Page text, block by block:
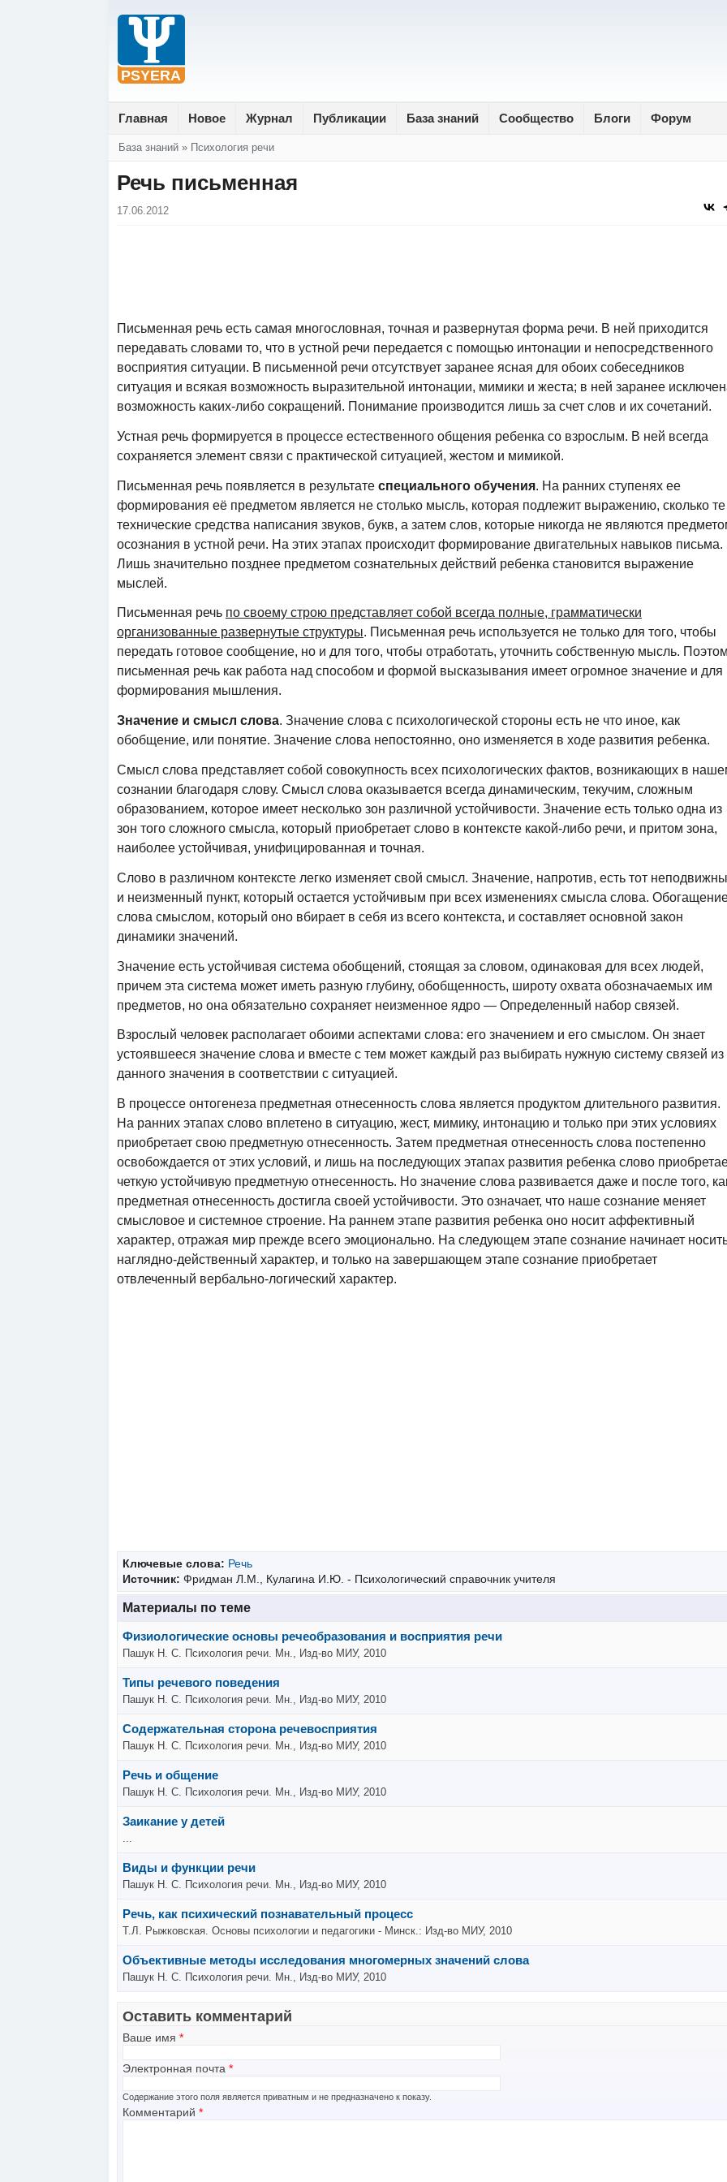
Главная Новое Журнал Публикации База знаний Сообщество Блоги Форум
Вы здесь
База знаний » Психология речи
Речь письменная
17.06.2012
Письменная речь есть самая многословная, точная и развернутая форма речи. В ней приходится
передавать словами то, что в устной речи передается с помощью интонации и непосредственного
восприятия ситуации. В письменной речи отсутствует заранее ясная для обоих собеседников
ситуация и всякая возможность выразительной интонации, мимики и жеста; в ней заранее
возможность каких-либо сокращений. Понимание производится лишь за счет слов и их сочетаний.
Устная речь формируется в процессе естественного общения ребенка со взрослым. В ней всегда
сохраняется элемент связи с практической ситуацией, жестом и мимикой.
Письменная речь появляется в результате специального обучения. На ранних ступенях ее
формирования её предметом является не столько мысль, которая подлежит выражению, сколько те
технические средства написания звуков, букв, а затем слов, которые никогда не являются
осознания в устной речи. На этих этапах происходит формирование двигательных навыков письма.
Лишь значительно позднее предметом сознательных действий ребенка становится выражение
мыслей.
Письменная речь по своему строю представляет собой всегда полные, грамматически
организованные развернутые структуры. Письменная речь используется не только для того, чтобы
передать готовое сообщение, но и для того, чтобы отработать, уточнить собственную мысль.
письменная речь как работа над способом и формой высказывания имеет огромное значение и для
формирования мышления.
Значение и смысл слова. Значение слова с психологической стороны есть не что иное, как
обобщение, или понятие. Значение слова непостоянно, оно изменяется в ходе развития ребенка.
Смысл слова представляет собой совокупность всех психологических фактов, возникающих в
сознании благодаря слову. Смысл слова оказывается всегда динамическим, текучим, сложным
образованием, которое имеет несколько зон различной устойчивости. Значение есть только одна из
зон того сложного смысла, который приобретает слово в контексте какой-либо речи, и притом зона,
наиболее устойчивая, унифицированная и точная.
Слово в различном контексте легко изменяет свой смысл. Значение, напротив, есть тот
и неизменный пункт, который остается устойчивым при всех изменениях смысла слова.
слова смыслом, который оно вбирает в себя из всего контекста, и составляет основной закон
динамики значений.
Значение есть устойчивая система обобщений, стоящая за словом, одинаковая для всех людей,
причем эта система может иметь разную глубину, обобщенность, широту охвата обозначаемых им
предметов, но она обязательно сохраняет неизменное ядро — Определенный набор связей.
Взрослый человек располагает обоими аспектами слова: его значением и его смыслом. Он знает
устоявшееся значение слова и вместе с тем может каждый раз выбирать нужную систему связей из
данного значения в соответствии с ситуацией.
В процессе онтогенеза предметная отнесенность слова является продуктом длительного развития.
На ранних этапах слово вплетено в ситуацию, жест, мимику, интонацию и только при этих условиях
приобретает свою предметную отнесенность. Затем предметная отнесенность слова постепенно
освобождается от этих условий, и лишь на последующих этапах развития ребенка слово
четкую устойчивую предметную отнесенность. Но значение слова развивается даже и после того,
предметная отнесенность достигла своей устойчивости. Это означает, что наше сознание меняет
смысловое и системное строение. На раннем этапе развития ребенка оно носит аффективный
характер, отражая мир прежде всего эмоционально. На следующем этапе сознание начинает
наглядно-действенный характер, и только на завершающем этапе сознание приобретает
отвлеченный вербально-логический характер.
Ключевые слова: Речь
Источник: Фридман Л.М., Кулагина И.Ю. - Психологический справочник учителя
Материалы по теме
Физиологические основы речеобразования и восприятия речи
Пашук Н. С. Психология речи. Мн., Изд-во МИУ, 2010
Типы речевого поведения
Пашук Н. С. Психология речи. Мн., Изд-во МИУ, 2010
Содержательная сторона речевосприятия
Пашук Н. С. Психология речи. Мн., Изд-во МИУ, 2010
Речь и общение
Пашук Н. С. Психология речи. Мн., Изд-во МИУ, 2010
Заикание у детей
Виды и функции речи
Пашук Н. С. Психология речи. Мн., Изд-во МИУ, 2010
Речь, как психический познавательный процесс
Т.Л. Рыжковская. Основы психологии и педагогики - Минск.: Изд-во МИУ, 2010
Объективные методы исследования многомерных значений слова
Пашук Н. С. Психология речи. Мн., Изд-во МИУ, 2010
Оставить комментарий
Ваше имя *
Электронная почта *
Содержание этого поля является приватным и не предназначено к показу.
Комментарий *